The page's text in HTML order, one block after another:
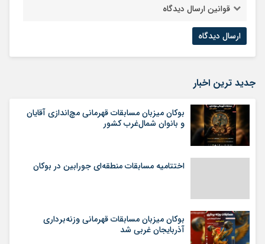
قوانین ارسال دیدگاه
جدید ترین اخبار
بوکان میزبان مسابقات قهرمانی مچ‌اندازی آقایان
و بانوان شمال‌غرب کشور
اختتامیه مسابقات منطقه‌ای جورابین در بوکان
بوکان میزبان مسابقات قهرمانی وزنه‌برداری
آذربایجان غربی شد